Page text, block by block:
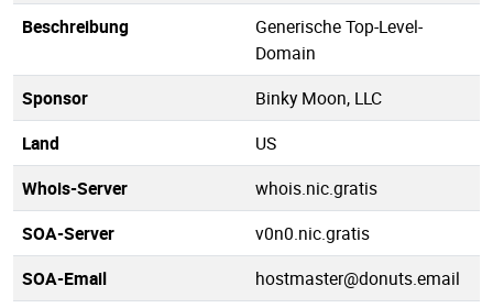
Beschreibung
Generische Top-Level-
Domain
Sponsor
Binky Moon, LLC
Land
US
Whois-Server
whois.nic.gratis
SOA-Server
v0n0.nic.gratis
SOA-Email
hostmaster@donuts.email